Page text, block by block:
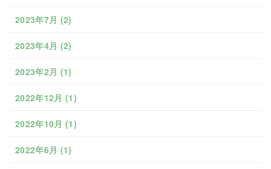
2023年7月 (2)
2023年4月 (2)
2023年2月 (1)
2022年12月 (1)
2022年10月 (1)
2022年6月 (1)